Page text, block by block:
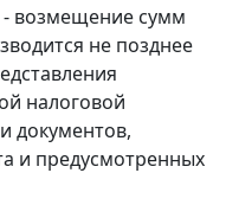
- возмещение сумм
не позднее
налоговой
документов,
и предусмотренных